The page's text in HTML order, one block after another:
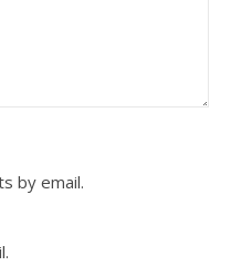
by email.